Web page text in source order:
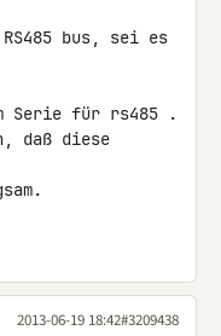
bus, sei es
Serie für rs485 .
daß diese
2013-06-19 18:42#3209438